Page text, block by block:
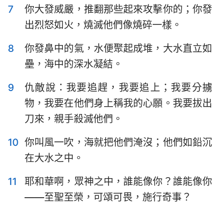
哈巴谷書 西番雅書
哈該書 撒迦利亞書
瑪拉基書
7
你大發威嚴，推翻那些起來攻擊你的；你發
出烈怒如火，燒滅他們像燒碎一樣。
8
你發鼻中的氣，水便聚起成堆，大水直立如
壘，海中的深水凝結。
9
仇敵說：我要追趕，我要追上；我要分擄
物，我要在他們身上稱我的心願。我要拔出
刀來，親手殺滅他們。
10 你叫風一吹，海就把他們淹沒；他們如鉛沉
在大水之中。
11
耶和華啊，眾神之中，誰能像你？誰能像你
——至聖至榮，可頌可畏，施行奇事？